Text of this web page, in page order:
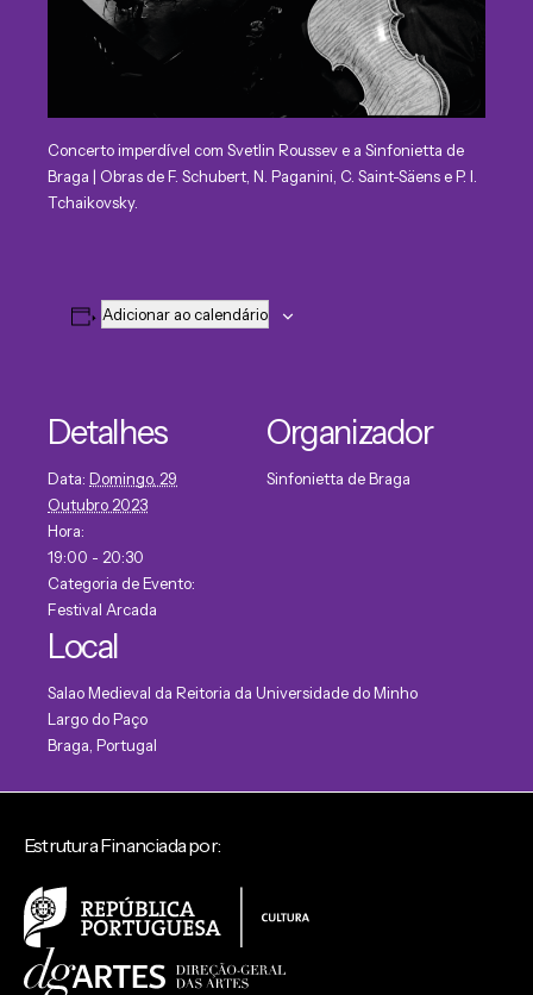
Concerto imperdível com Svetlin Roussev e a Sinfonietta de
Braga | Obras de F. Schubert, N. Paganini, C. Saint-Säens e P. I.
Tchaikovsky.
Adicionar ao calendário
Detalhes
Data: Domingo, 29
Outubro 2023
Hora:
19:00 - 20:30
Categoria de Evento:
Festival Arcada
Local
Salao Medieval da Reitoria da Universidade do Minho
Largo do Paço
Braga Portugal
Organizador
Sinfonietta de Braga
Estrutura Financiada por: